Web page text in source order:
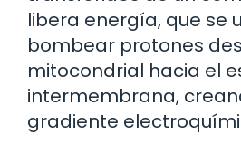
libera energía, que se
bombear protones
mitocondrial hacia el
intermembrana,
gradiente